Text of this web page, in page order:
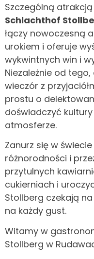
Szczególną
Schlachthof
łączy nowoczesną
urokiem i oferuje
wykwintnych win i
Niezależnie od
wieczór z
prostu o
doświadczyć
atmosferze.
Zanurz się w
różnorodności i
przytulnych
cukierniach i
Stollberg czekają
na każdy gust.
Witamy w
Stollberg w